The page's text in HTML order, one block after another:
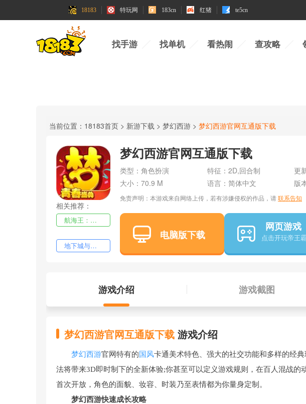
18183 特玩网 183cn 红猪 te5cn
找手游 找单机 看热闹 查攻略
当前位置： 18183首页 > 新游下载 > 梦幻西游 > 梦幻西游官网互通版下载
梦幻西游官网互通版下载
类型： 角色扮演 特征： 2D,回合制 更
大小： 70.9 M 语言： 简体中文 版
免责声明：本游戏来自网络上传，若有涉嫌侵权的作品，请联系告知
电脑版下载
网页游戏
相关推荐：
航海王：壮志雄心
地下城与勇士：起源
游戏介绍 游戏截图
梦幻西游官网互通版下载 游戏介绍
梦幻西游官网特有的 国风卡通美术特色、强大的社交功能和多样的经
法将带来3D即时制下的全新体验;你甚至可以定义游戏规则，在百人混战的
首次开放，角色的面貌、妆容、时装乃至表情都为你量身定制。
梦幻西游快速成长攻略